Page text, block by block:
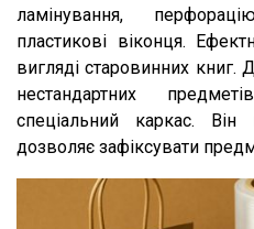
ламінування,
пластикові віконця.
вигляді старовинних книг.
нестандартних
спеціальний каркас.
дозволяє зафіксувати